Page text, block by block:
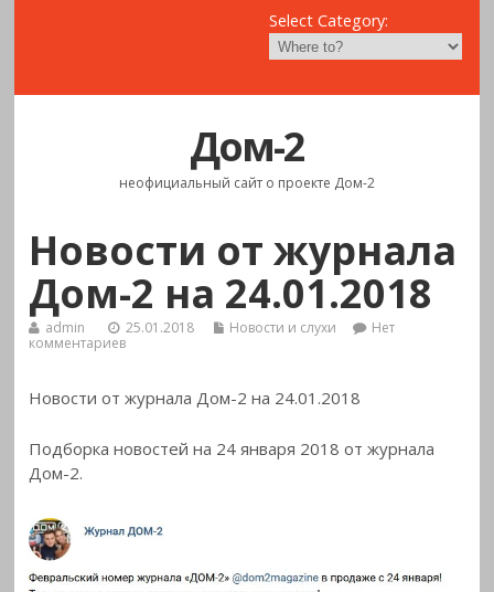
Select Category:
Дом-2
неофициальный сайт о проекте Дом-2
Новости от журнала
Дом-2 на 24.01.2018
admin 25.01.2018 Новости и слухи
Нет
комментариев
Новости от журнала Дом-2 на 24.01.2018
Подборка новостей на 24 января 2018 от журнала
Дом-2.